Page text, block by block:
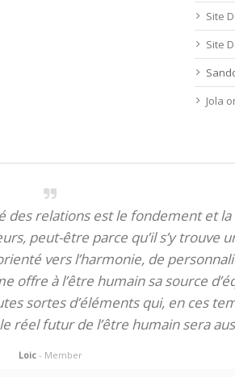
Site
Site
Jola
des relations est le fondement et
peut-être parce qu’il s’y trouve
vers l’harmonie, de
offre à l’être humain sa source
sortes d’éléments qui, en ces
futur de l’être humain sera
Loic - Member